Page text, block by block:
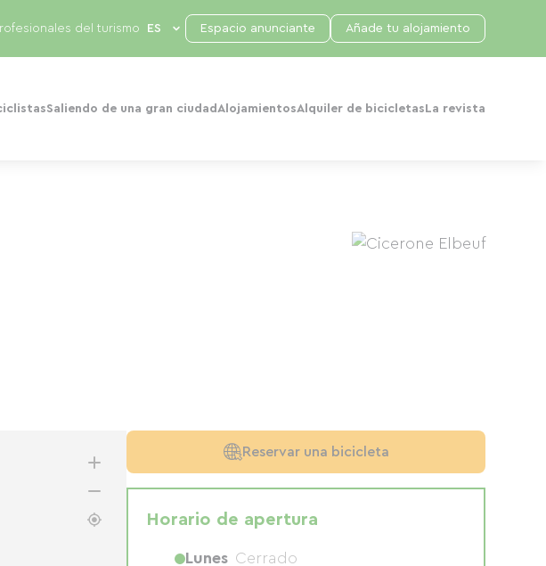
Saliendo de una gran ciudad AlojamientosAlquiler de bicicletas La revista
del turismo Espacio anunciante Añade tu alojamiento
Reservar una bicicleta
Horario de apertura
Lunes Cerrado